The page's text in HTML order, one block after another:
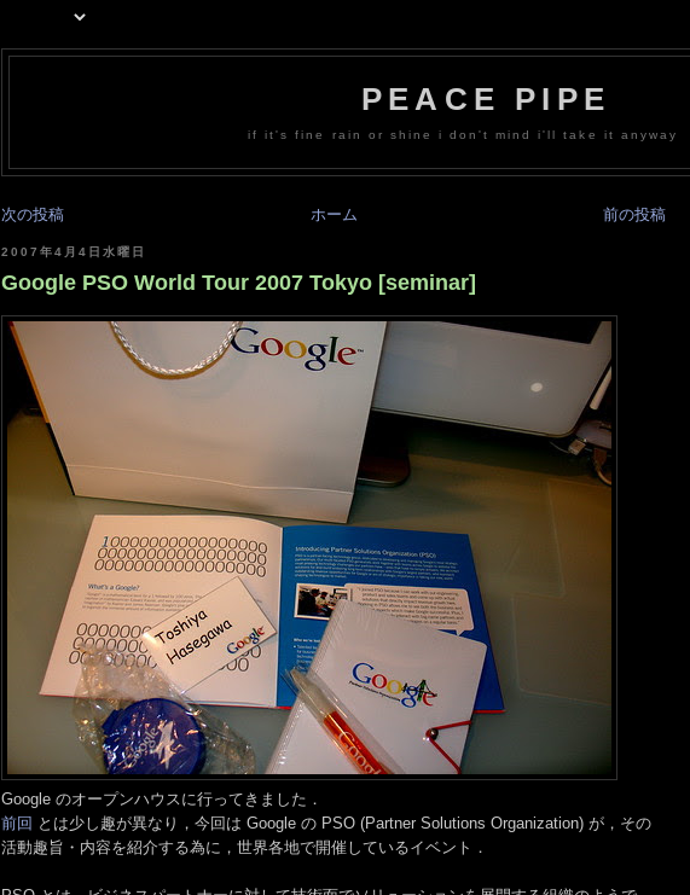
PEACE PIPE
if it's fine rain or shine i don't mind i'll take it anyway
次の投稿 前の投稿
ホーム
2007年4月4日水曜日
Google PSO World Tour 2007 Tokyo [seminar]
Google のオープンハウスに行ってきました．
前回 とは少し趣が異なり，今回は Google の PSO (Partner Solutions Organization) が，その
活動趣旨・内容を紹介する為に，世界各地で開催しているイベント．